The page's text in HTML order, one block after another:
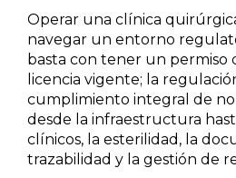
Operar una clínica
navegar un entorno
basta con tener un permiso
licencia vigente; la
cumplimiento integral de
desde la infraestructura
clínicos, la esterilidad, la
trazabilidad y la gestión de